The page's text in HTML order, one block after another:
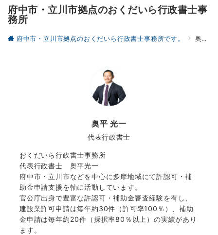
府中市・立川市拠点のおくだいら行政書士事
務所
府中市・立川市拠点のおくだいら行政書士事務所です。 奥平 光一
奥平 光一
代表行政書士
おくだいら行政書士事務所
代表行政書士 奥平光一
府中市・立川市などを中心に多摩地域にて許認可・補
助金申請支援を軸に活動しています。
官公庁出身で豊富な許認可・補助金審査経験を有し、
建設業許可申請は毎年約30件（許可率100％）、補助
金申請は毎年約20件（採択率80％以上）の実績があり
ます。